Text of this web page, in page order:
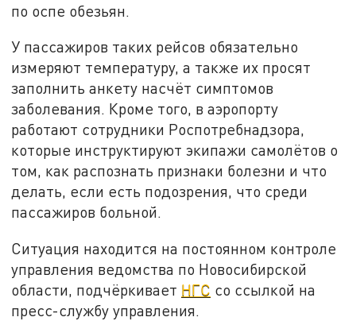
по оспе обезьян.
У пассажиров таких рейсов обязательно
измеряют температуру, а также их просят
заполнить анкету насчёт симптомов
заболевания. Кроме того, в аэропорту
работают сотрудники Роспотребнадзора,
которые инструктируют экипажи самолётов о
том, как распознать признаки болезни и что
делать, если есть подозрения, что среди
пассажиров больной.
Ситуация находится на постоянном контроле
управления ведомства по Новосибирской
области, подчёркивает НГС со ссылкой на
пресс-службу управления.